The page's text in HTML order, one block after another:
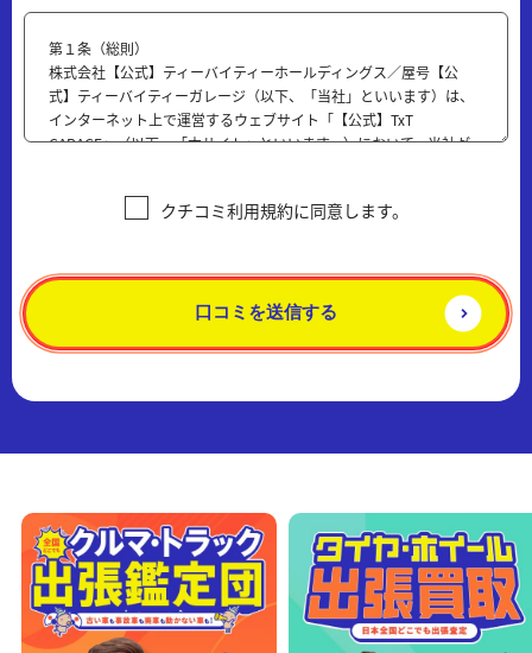
第１条（総則）
株式会社【公式】ティーバイティーホールディングス／屋号【公
式】ティーバイティーガレージ（以下、「当社」といいます）は、
インターネット上で運営するウェブサイト「【公式】TxT
GARAGE」（以下、「本サイト」といいます。）において、当社が
コミご利用規約」（以下、「本規約」といいます）を設けておりま
第２条（規約の範囲と変更）
本規約は、本サービスをご利用される全てのご利用者に適用されま
す。本サービスをご利用された際は、ご利用者は本規約にご同意さ
れご承諾されたものとみなされます。 当社は、必要に応じて本規約
が適当と判断する方法で告知します。変更後にご利用者が本サイト
ものとみなされます。
ご利用者は、自己の責任において本サービスを利用するものとし、
本サービスを利用してなされた一切の行為及びその結果について一
切の責任を負います。万一、ご利用者の行為により、当社または第
三者に損害が発生した場合、当該損害の全額を補償するものとしま
す。
クチコミ利用規約に同意します。
口コミを送信する